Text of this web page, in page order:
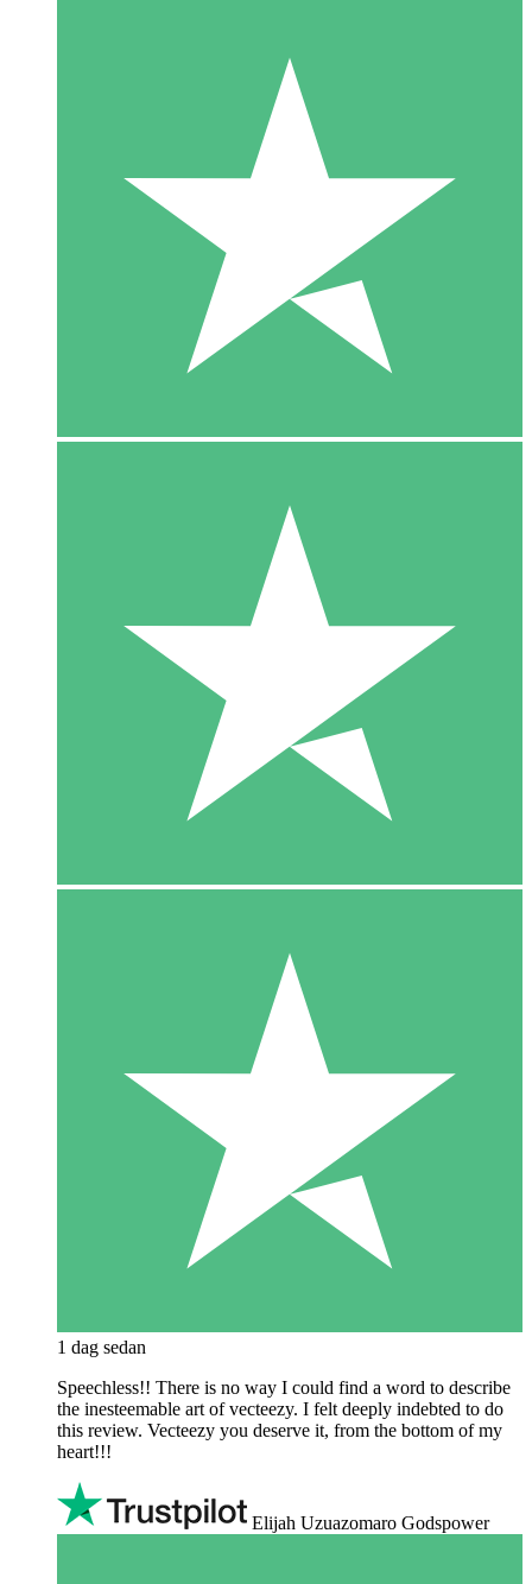
1 dag sedan
Speechless!! There is no way I could find a word to describe
the inesteemable art of vecteezy. I felt deeply indebted to do
this review. Vecteezy you deserve it, from the bottom of my
heart!!!
Elijah Uzuazomaro Godspower